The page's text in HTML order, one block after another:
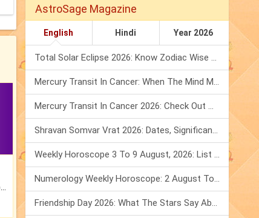
AstroSage Magazine
English Hindi Year 2026
Total Solar Eclipse 2026: Know Zodiac Wise Prediction
Mercury Transit In Cancer: When The Mind Meets The Heart!
Mercury Transit In Cancer 2026: Check Out What It Brings For You
Shravan Somvar Vrat 2026: Dates, Significance & Rituals In August
Weekly Horoscope 3 To 9 August, 2026: List Of Fasts & Festivals
Numerology Weekly Horoscope: 2 August To 8 August, 2026
Friendship Day 2026: What The Stars Say About Your Best Friend!